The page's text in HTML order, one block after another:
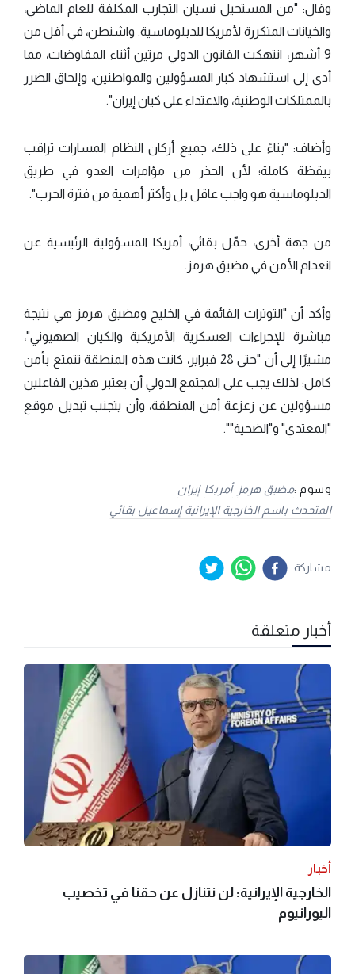
وقال: "من المستحيل نسيان التجارب المكلفة للعام الماضي،
والخيانات المتكررة لأمريكا للدبلوماسية. واشنطن، في أقل من
9 أشهر، انتهكت القانون الدولي مرتين أثناء المفاوضات، مما
أدى إلى استشهاد كبار المسؤولين والمواطنين، وإلحاق الضرر
بالممتلكات الوطنية، والاعتداء على كيان إيران".
وأضاف: "بناءً على ذلك، جميع أركان النظام المسارات تراقب
بيقظة كاملة؛ لأن الحذر من مؤامرات العدو في طريق
الدبلوماسية هو واجب عاقل بل وأكثر أهمية من فترة الحرب".
من جهة أخرى، حمّل بقائي، أمريكا المسؤولية الرئيسية عن
انعدام الأمن في مضيق هرمز.
وأكد أن "التوترات القائمة في الخليج ومضيق هرمز هي نتيجة
مباشرة للإجراءات العسكرية الأمريكية والكيان الصهيوني"،
مشيرًا إلى أن "حتى 28 فبراير، كانت هذه المنطقة تتمتع بأمن
كامل؛ لذلك يجب على المجتمع الدولي أن يعتبر هذين الفاعلين
مسؤولين عن زعزعة أمن المنطقة، وأن يتجنب تبديل موقع
"المعتدي" و"الضحية"".
وسوم :مضيق هرمز أمريكا إيران
المتحدث باسم الخارجية الإيرانية إسماعيل بقائي
مشاركة
أخبار متعلقة
أخبار
الخارجية الإيرانية: لن نتنازل عن حقنا في تخصيب
اليورانيوم